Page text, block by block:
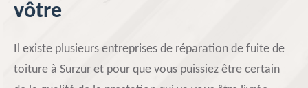
vôtre
Il existe plusieurs entreprises de réparation de fuite de
toiture à Surzur et pour que vous puissiez être certain